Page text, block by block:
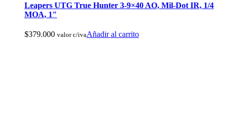
Leapers UTG True Hunter 3-9×40 AO, Mil-Dot IR, 1/4
MOA, 1″
$379.000 valor c/ivaAñadir al carrito